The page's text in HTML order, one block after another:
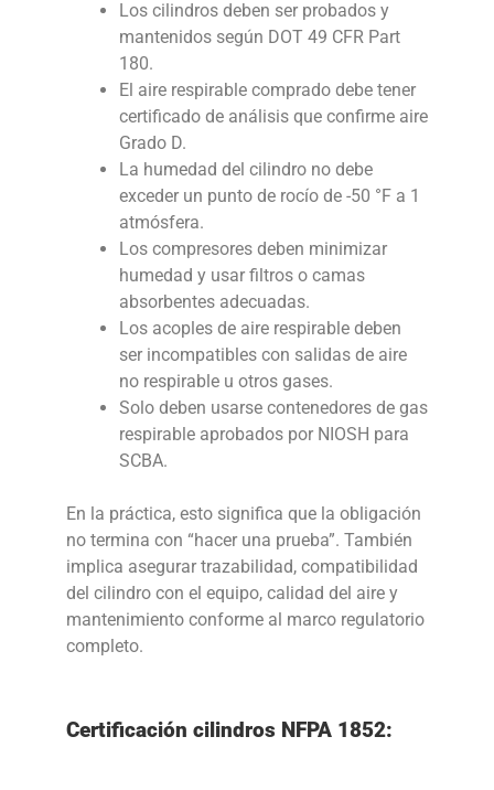
Los cilindros deben ser probados y
mantenidos según DOT 49 CFR Part
180.
El aire respirable comprado debe tener
certificado de análisis que confirme aire
Grado D.
La humedad del cilindro no debe
exceder un punto de rocío de -50 °F a 1
atmósfera.
Los compresores deben minimizar
humedad y usar filtros o camas
absorbentes adecuadas.
Los acoples de aire respirable deben
ser incompatibles con salidas de aire
no respirable u otros gases.
Solo deben usarse contenedores de gas
respirable aprobados por NIOSH para
SCBA.
En la práctica, esto significa que la obligación
no termina con “hacer una prueba”. También
implica asegurar trazabilidad, compatibilidad
del cilindro con el equipo, calidad del aire y
mantenimiento conforme al marco regulatorio
completo.
Certificación cilindros NFPA 1852: